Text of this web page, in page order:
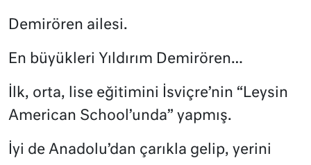
Demirören ailesi.
En büyükleri Yıldırım Demirören…
İlk, orta, lise eğitimini İsviçre’nin “Leysin
American School’unda” yapmış.
İyi de Anadolu’dan çarıkla gelip, yerini